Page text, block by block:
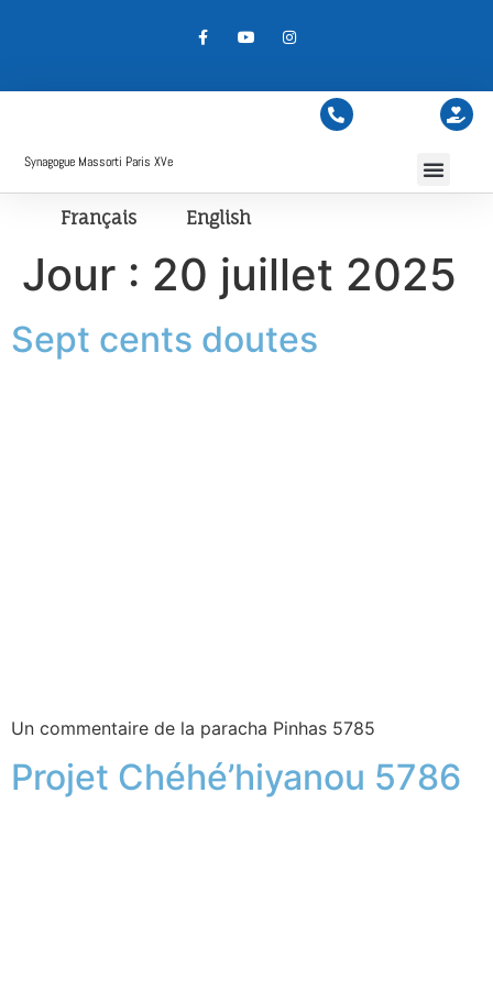
Synagogue Massorti Paris XVe
Français English
Jour : 20 juillet 2025
Sept cents doutes
Un commentaire de la paracha Pinhas 5785
Projet Chéhé’hiyanou 5786